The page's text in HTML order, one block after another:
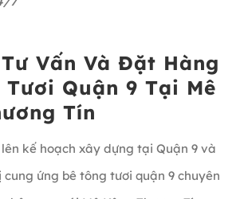
Vấn Và Đặt Hàng
Tươi Quận 9 Tại Mê
Tín
kế hoạch xây dựng tại Quận 9 và
ứng bê tông tươi quận 9 chuyên